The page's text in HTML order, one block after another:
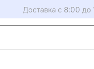
Доставка с 8:00 до